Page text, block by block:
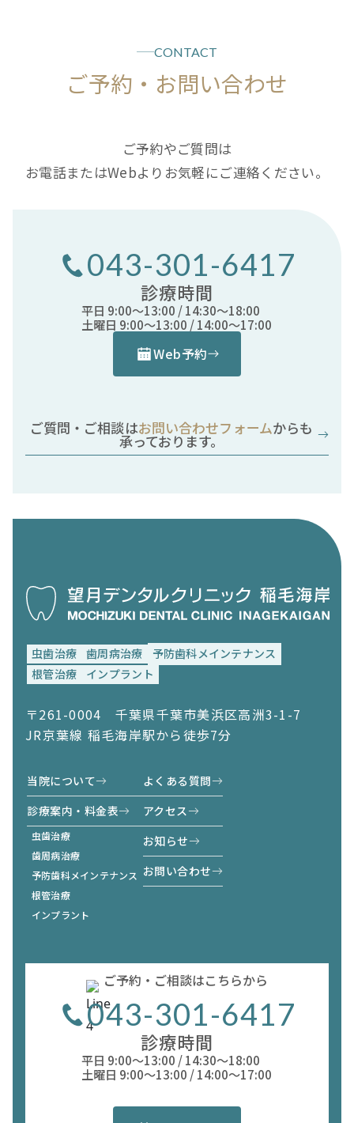
CONTACT
ご予約・お問い合わせ
ご予約やご質問は
お電話またはWebよりお気軽にご連絡ください。
043-301-6417
診療時間
平日 9:00〜13:00 / 14:30〜18:00
土曜日 9:00〜13:00 / 14:00〜17:00
Web予約
ご質問・ご相談はお問い合わせフォームからも
承っております。
虫歯治療 歯周病治療
予防歯科メインテナンス
根管治療
インプラント
〒261-0004 千葉県千葉市美浜区高洲3-1-7
JR京葉線 稲毛海岸駅から徒歩7分
当院について
診療案内・料金表
虫歯治療
歯周病治療
予防歯科メインテナンス
根管治療
インプラント
よくある質問
アクセス
お知らせ
お問い合わせ
ご予約・ご相談はこちらから
043-301-6417
診療時間
平日 9:00〜13:00 / 14:30〜18:00
土曜日 9:00〜13:00 / 14:00〜17:00